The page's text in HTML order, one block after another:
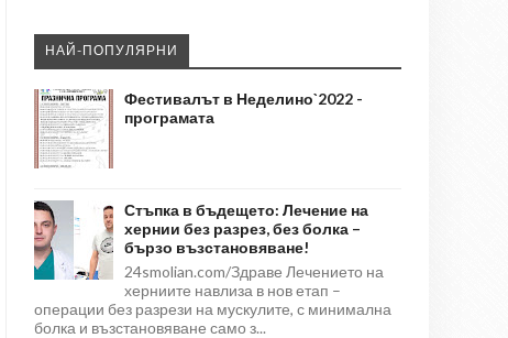
НАЙ-ПОПУЛЯРНИ
Фестивалът в Неделино`2022 -
програмата
Стъпка в бъдещето: Лечение на
хернии без разрез, без болка –
бързо възстановяване!
24smolian.com/Здраве Лечението на
херниите навлиза в нов етап –
операции без разрези на мускулите, с минимална
болка и възстановяване само з...